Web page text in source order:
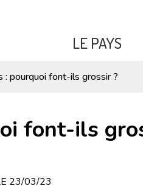
LE PAYS
: pourquoi font-ils grossir ?
font-ils
23/03/23